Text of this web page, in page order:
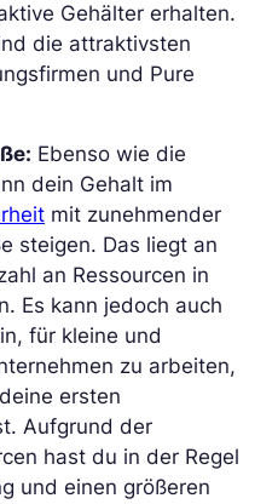
Gehälter erhalten.
die attraktivsten
und Pure
Ebenso wie die
dein Gehalt im
mit zunehmender
steigen. Das liegt an
an Ressourcen in
Es kann jedoch auch
für kleine und
zu arbeiten,
ersten
Aufgrund der
hast du in der Regel
und einen größeren